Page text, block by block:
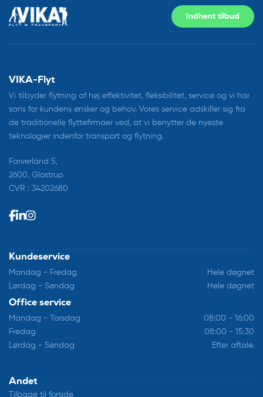
Indhent tilbud
VIKA-Flyt
Vi tilbyder flytning af høj effektivitet, fleksibilitet, service og vi har
sans for kundens ønsker og behov. Vores service adskiller sig fra
de traditionelle flyttefirmaer ved, at vi benytter de nyeste
teknologier indenfor transport og flytning.
Farverland 5,
2600, Glostrup
CVR : 34202680
Kundeservice
Mandag - Fredag
Hele døgnet
Lørdag - Søndag
Hele døgnet
Office service
Mandag - Torsdag
08:00 - 16:00
Fredag
08:00 - 15:30
Lørdag - Søndag
Efter aftale.
Andet
Tilbage til forside